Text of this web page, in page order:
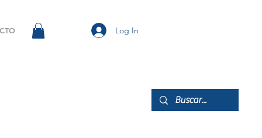
Log In